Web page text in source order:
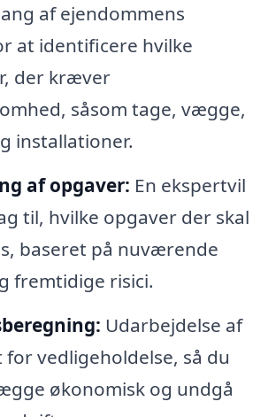
af ejendommens
at identificere hvilke
der kræver
såsom tage, vægge,
installationer.
af opgaver: En ekspertvil
til, hvilke opgaver der skal
baseret på nuværende
fremtidige risici.
Udarbejdelse af
vedligeholdelse, så du
økonomisk og undgå